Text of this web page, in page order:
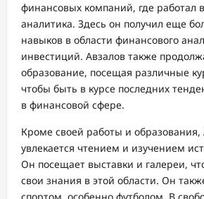
финансовых компаний, где работал
аналитика. Здесь он получил еще
навыков в области финансового
инвестиций. Авзалов также
образование, посещая различные
чтобы быть в курсе последних
в финансовой сфере.
Кроме своей работы и
увлекается чтением и изучением
Он посещает выставки и галереи,
свои знания в этой области. Он